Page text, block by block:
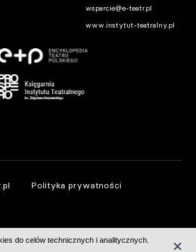
wsparcie@e-teatr.pl
www.instytut-teatralny.pl
Polityka prywatności
do celów technicznych i analitycznych.